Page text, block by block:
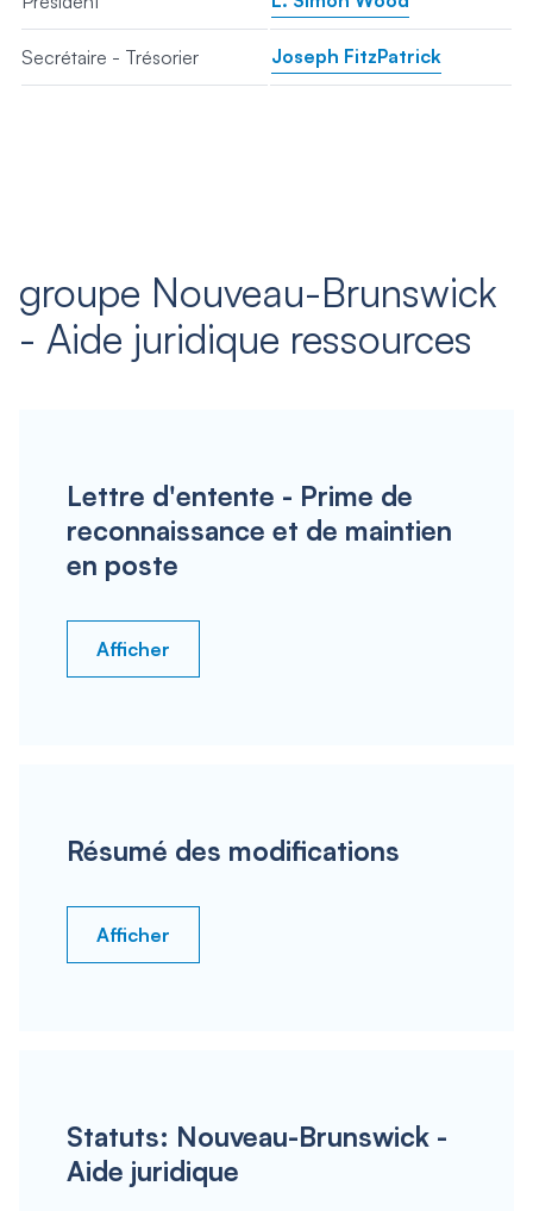
Secrétaire - Trésorier Joseph FitzPatrick
groupe Nouveau-Brunswick
- Aide juridique ressources
Lettre d'entente - Prime de
reconnaissance et de maintien
en poste
Afficher
Résumé des modifications
Afficher
Statuts: Nouveau-Brunswick -
Aide juridique